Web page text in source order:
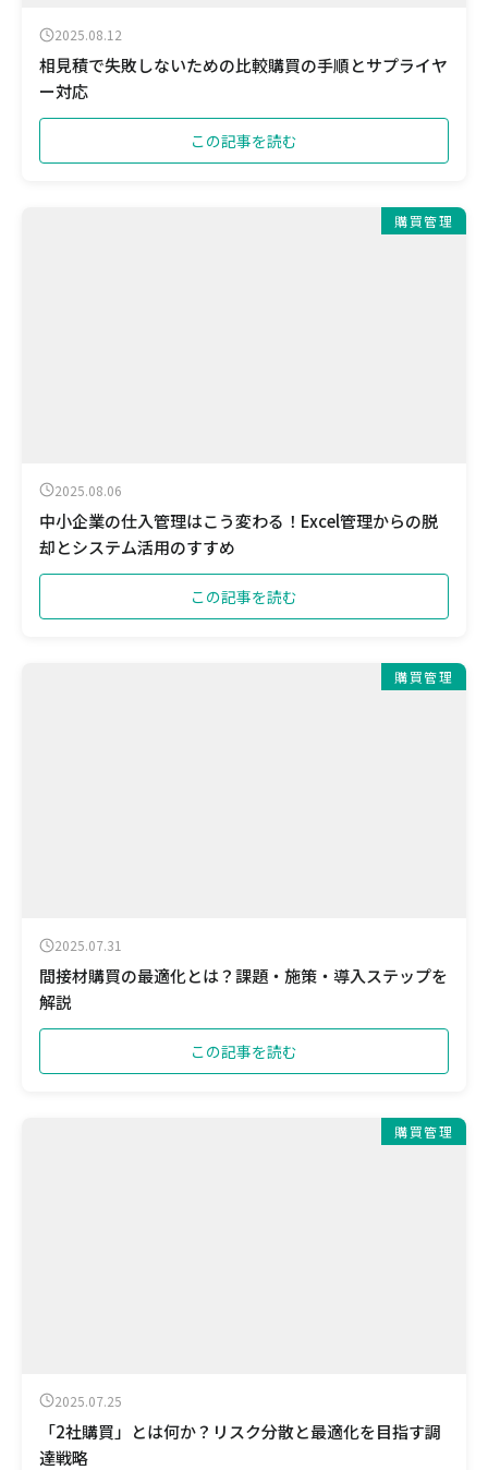
2025.08.12
相見積で失敗しないための比較購買の手順とサプライヤ
ー対応
この記事を読む
購買管理
2025.08.06
中小企業の仕入管理はこう変わる！Excel管理からの脱
却とシステム活用のすすめ
この記事を読む
購買管理
2025.07.31
間接材購買の最適化とは？課題・施策・導入ステップを
解説
この記事を読む
購買管理
2025.07.25
「2社購買」とは何か？リスク分散と最適化を目指す調
達戦略